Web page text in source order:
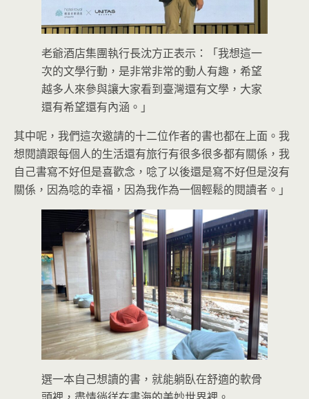
老爺酒店集團執行長沈方正表示：「我想這一
次的文學行動，是非常非常的動人有趣，希望
越多人來參與讓大家看到臺灣還有文學，大家
還有希望還有內涵。」
其中呢，我們這次邀請的十二位作者的書也都在上面。我
想閱讀跟每個人的生活還有旅行有很多很多都有關係，我
自己書寫不好但是喜歡念，唸了以後還是寫不好但是沒有
關係，因為唸的幸福，因為我作為一個輕鬆的閱讀者。」
選一本自己想讀的書，就能躺臥在舒適的軟骨